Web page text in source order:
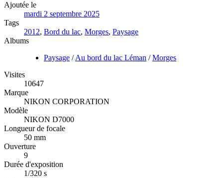
Ajoutée le
mardi 2 septembre 2025
Tags
2012, Bord du lac, Morges, Paysage
Albums
Paysage /Au bord du lac Léman /Morges
Visites
10647
Marque
NIKON CORPORATION
Modèle
NIKON D7000
Longueur de focale
50 mm
Ouverture
9
Durée d'exposition
1/320 s